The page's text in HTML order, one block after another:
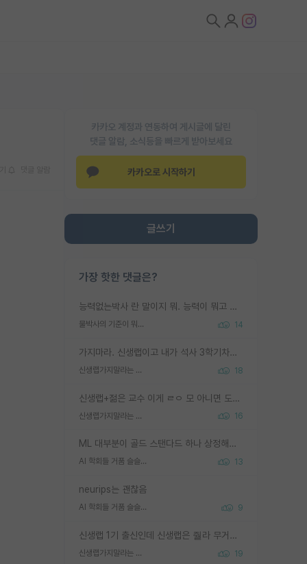
카카오 계정과 연동하여 게시글에 달린
댓글 알람, 소식등을 빠르게 받아보세요
카카오로 시작하기
글쓰기
가장 핫한 댓글은?
능력없는박사 란 말이지 뭐. 능력이 뭐고 능력이 있다는게 뭔지는 사람마다 기준이 다르니까 얘기해봐야 서로 자기 기준만 얘기해서 논쟁이 끝이 안나고. 주위에서 능력있고 야심있는 신입생이 교수가 유의미한 피드백을 아예 안주면서 제대로된 과제에 참여해볼 기회도 제공하지 않고 잡일 뺑뺑이만 돌려서 맨날 단순작업만 하면서 밤새다가 눈빛이 점점 죽어가는걸 본 사람은 물박사는 교수탓이라고 하고, 교수는 이것저것 알려도 주고 기회도 주고 사수 동기 붙여주면서 어떻게든 끌고가려고 하는데 본인이 매일 뺀질거리면서 출근 하는둥마는둥 하다가 기껏 와서도 폰이나 쳐다보다가 실험 망치고 저녁약속있어서 먼저 가볼게요~ 하는걸 본 사람은 물박사는 본인탓이라고 함.
물박사의 기준이 뭐임? 14
가지마라. 신생랩이고 내가 석사 3학기차인데 최고참인데 나도 아무것도 모르는데 교수가 후배들 왜 논문 교육 안시키냐. 논문 왜 안 써오냐 닦달한다
신생랩가지말라는 이유가 있었구나 18
신생랩+젊은 교수 이게 ㄹㅇ 모 아니면 도인듯.
신생랩가지말라는 이유가 있었구나 16
ML 대부분이 골드 스탠다드 하나 상정해놓고 (벤치마크 데이터셋이 여러 개면 여러 개 상정) 그거 얼마나 잘 맞추나 싸움임 가끔 번뜩이는 설계 철학을 보여주는 논문들도 있지만 대부분 그거 성적 얼마나 더 올리느라에 혈안이 되어 있는 측면이 잇음
AI 학회들 거품 슬슬 지적이 나오네요 13
neurips는 괜찮음
AI 학회들 거품 슬슬 지적이 나오네요 9
신생랩 1기 출신인데 신생랩은 줠라 무거운 바벨 같은거임. 들면 대박인데 못들면 깔려 죽음. 아무도 알려주지 않는 환경에서 자생해야하지만, 일단 살아남았다면 그 어떤 사람보다 악착같고 생존력 높은 사람으로 거듭날 수 있음
신생랩가지말라는 이유가 있었구나 19